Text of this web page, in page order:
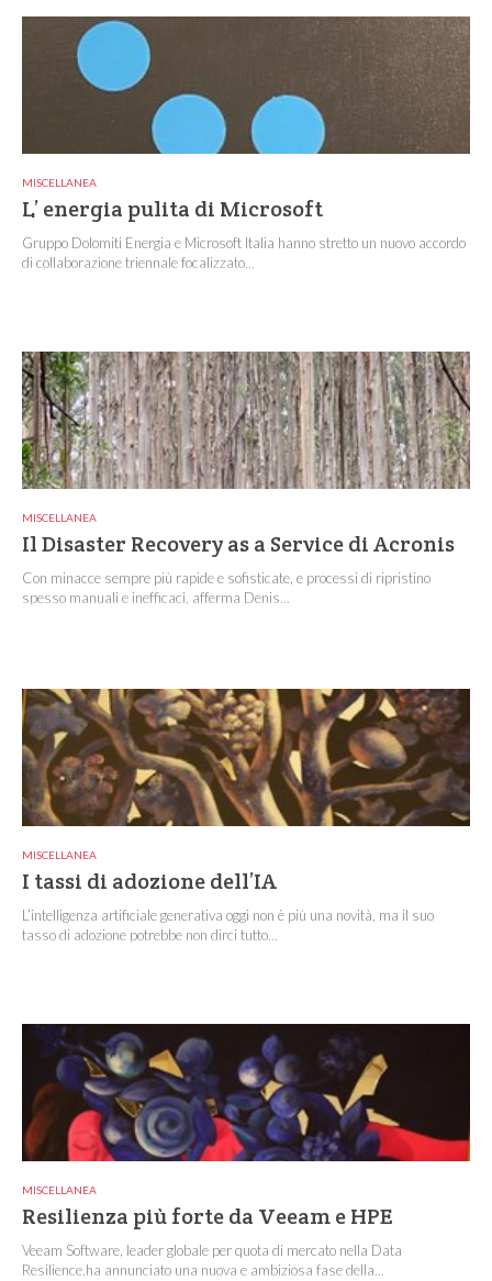
MISCELLANEA
L’ energia pulita di Microsoft
Gruppo Dolomiti Energia e Microsoft Italia hanno stretto un nuovo accordo
di collaborazione triennale focalizzato...
MISCELLANEA
Il Disaster Recovery as a Service di Acronis
Con minacce sempre più rapide e sofisticate, e processi di ripristino
spesso manuali e inefficaci, afferma Denis...
MISCELLANEA
I tassi di adozione dell’IA
L’intelligenza artificiale generativa oggi non è più una novità, ma il suo
tasso di adozione potrebbe non dirci tutto...
MISCELLANEA
Resilienza più forte da Veeam e HPE
Veeam Software, leader globale per quota di mercato nella Data
Resilience,ha annunciato una nuova e ambiziosa fase della...